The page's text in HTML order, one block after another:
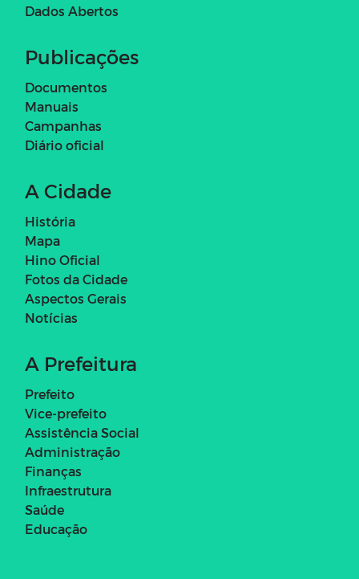
Dados Abertos
Publicações
Documentos
Manuais
Campanhas
Diário oficial
A Cidade
História
Mapa
Hino Oficial
Fotos da Cidade
Aspectos Gerais
Notícias
A Prefeitura
Prefeito
Vice-prefeito
Assistência Social
Administração
Finanças
Infraestrutura
Saúde
Educação